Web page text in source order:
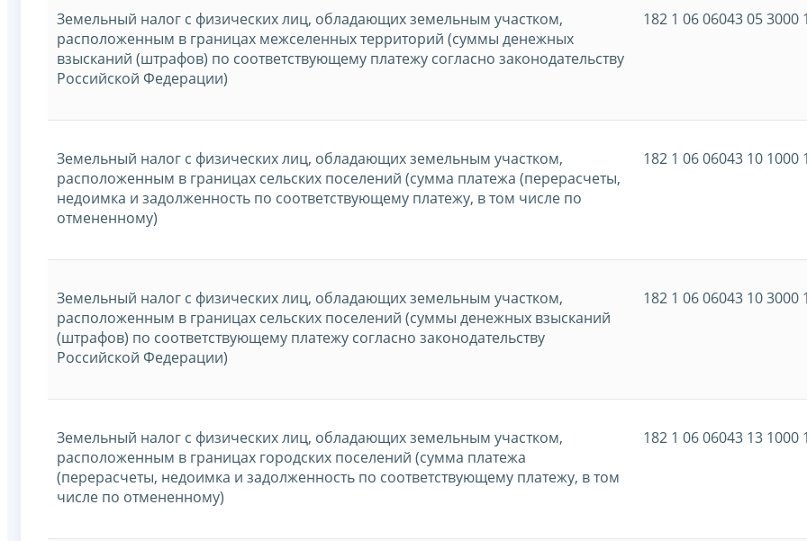
Земельный налог с физических лиц, обладающих земельным участком,
расположенным в границах межселенных территорий (суммы денежных
взысканий (штрафов) по соответствующему платежу согласно законодательству
Российской Федерации)
182 1 06 06043 05 3000
Земельный налог с физических лиц, обладающих земельным участком,
расположенным в границах сельских поселений (сумма платежа (перерасчеты,
недоимка и задолженность по соответствующему платежу, в том числе по
отмененному)
182 1 06 06043 10 1000
Земельный налог с физических лиц, обладающих земельным участком,
расположенным в границах сельских поселений (суммы денежных взысканий
(штрафов) по соответствующему платежу согласно законодательству
Российской Федерации)
182 1 06 06043 10 3000
Земельный налог с физических лиц, обладающих земельным участком,
расположенным в границах городских поселений (сумма платежа
(перерасчеты, недоимка и задолженность по соответствующему платежу, в том
числе по отмененному)
182 1 06 06043 13 1000